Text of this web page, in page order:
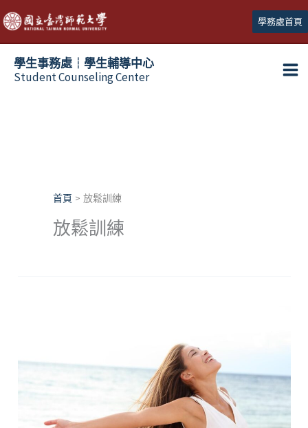
跳
至
主
學務處首頁
學生事務處┆學生輔導中心
Student Counseling Center
首頁 放鬆訓練
放鬆訓練